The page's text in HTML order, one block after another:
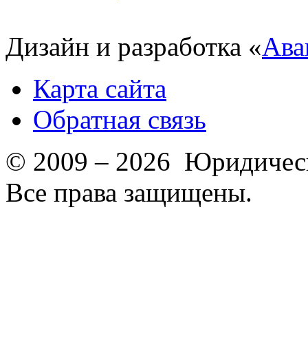
Дизайн и разработка «
Карта сайта
Обратная связь
© 2009 – 2026
Все права защищены.